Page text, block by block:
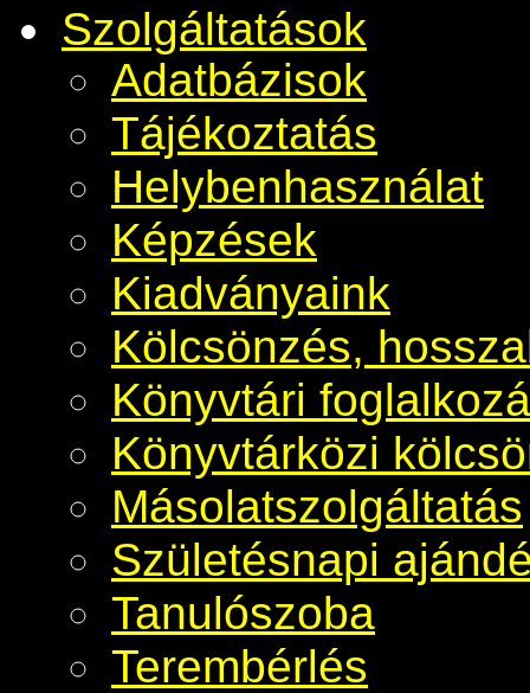
Szolgáltatások
Adatbázisok
Tájékoztatás
Helybenhasználat
Képzések
Kiadványaink
Kölcsönzés,
Könyvtári
Könyvtárközi
Másolatszolgáltatás
Születésnapi
Tanulószoba
Terembérlés